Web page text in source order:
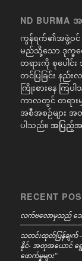
ND BURMA
ကွန်ရက်၏အဖွဲ့ဝင်
မည်သို့သော ဒုက္ခဝေ
တရားကို စုပေါ
တင်ပြခြင်း နည်း
ကြိုးစားနေ ကြပ
ကာလတွင် တရား
အစီအစဉ်များ အ
ပါသည်။ အပြည့်
RECENT
လက်ဗလောမှသည် သေ
သတင်းထုတ်ပြန်ချက်
နိုင်- အတုအယောင် ရွေ
ဖောက်မှုများ”